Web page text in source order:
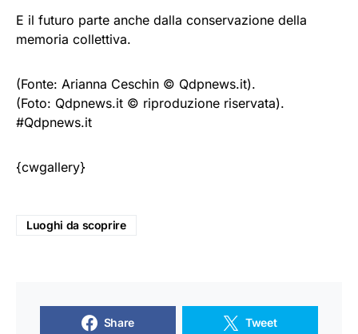
E il futuro parte anche dalla conservazione della
memoria collettiva.
(Fonte: Arianna Ceschin © Qdpnews.it).
(Foto: Qdpnews.it © riproduzione riservata).
#Qdpnews.it
{cwgallery}
Luoghi da scoprire
Share Tweet